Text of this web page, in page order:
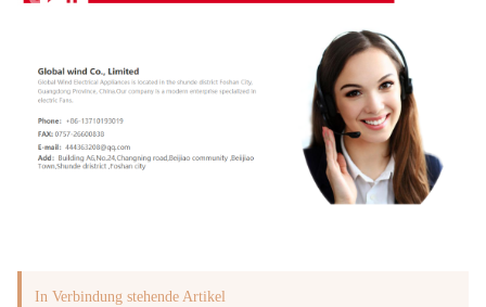
In Verbindung stehende Artikel